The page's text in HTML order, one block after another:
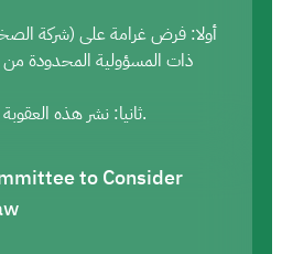
أولا: فرض غرامة على (شركة
ذات المسؤولية المحدودة
ثانيا: نشر هذه العقوبة في الموقع الإلكتروني للهيئة.
to Consider